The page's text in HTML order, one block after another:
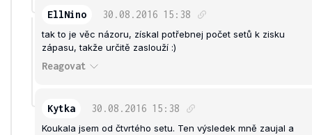
EllNino 30.08.2016 15:38
tak to je věc názoru, získal potřebnej počet setů k zisku
zápasu, takže určitě zaslouží :)
Reagovat
Kytka 30.08.2016 15:38
Koukala jsem od čtvrtého setu. Ten výsledek mně zaujal a